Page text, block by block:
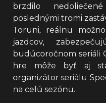
brzdilo
poslednými tromi
Toruni, reálnu
jazdcov,
budúcoročnom seriáli
hre môže byť aj
organizátor seriálu
na celú sezónu.